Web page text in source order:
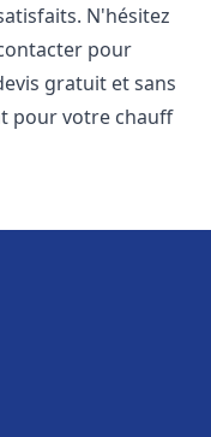
N'hésitez
pour
gratuit et sans
pour votre chauff